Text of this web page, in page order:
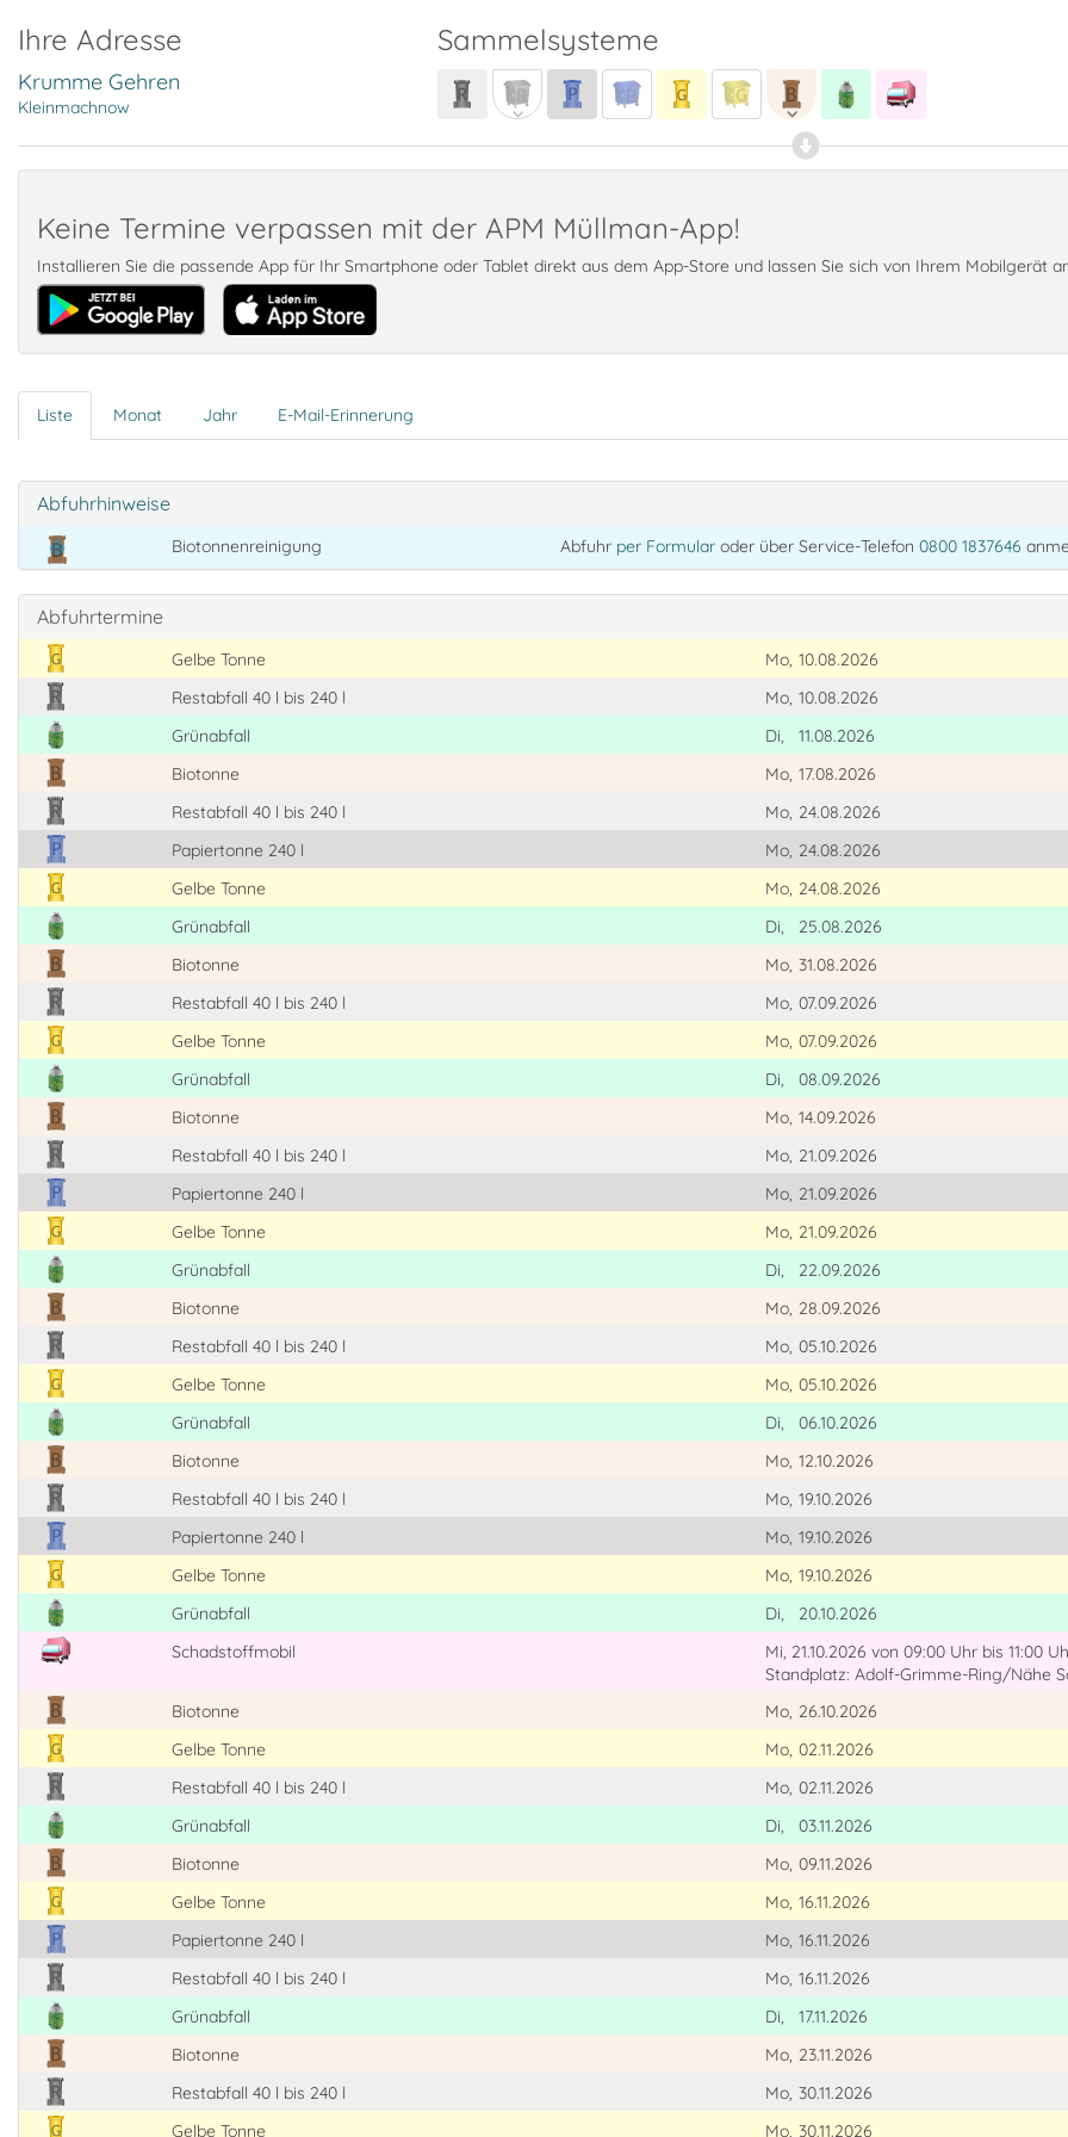
Ihre Adresse
Krumme Gehren
Kleinmachnow
Sammelsysteme
Keine Termine verpassen mit der APM Müllman-App!
Installieren Sie die passende App für Ihr Smartphone oder Tablet direkt aus dem App-Store und lassen Sie sich von Ihrem Mobilgerät
Liste Monat Jahr E-Mail-Erinnerung
Abfuhrhinweise
Biotonnenreinigung Abfuhr per Formularoder über Service-Telefon 0800 1837646
Abfuhrtermine
Gelbe Tonne Mo, 10.08.2026
Restabfall 40 l bis 240 l
Mo, 10.08.2026
Grünabfall
Di,
11.08.2026
Biotonne
Mo, 17.08.2026
Restabfall 40 l bis 240 l
Mo, 24.08.2026
Papiertonne 240 l
Mo, 24.08.2026
Gelbe Tonne
Mo, 24.08.2026
Grünabfall
Di,
25.08.2026
Biotonne
Mo, 31.08.2026
Restabfall 40 l bis 240 l
Mo, 07.09.2026
Gelbe Tonne
Mo, 07.09.2026
Grünabfall
Di,
08.09.2026
Biotonne
Mo, 14.09.2026
Restabfall 40 l bis 240 l
Mo, 21.09.2026
Papiertonne 240 l
Mo, 21.09.2026
Gelbe Tonne
Mo, 21.09.2026
Grünabfall
Di,
22.09.2026
Biotonne
Mo, 28.09.2026
Restabfall 40 l bis 240 l
Mo, 05.10.2026
Gelbe Tonne
Mo, 05.10.2026
Grünabfall
Di,
06.10.2026
Biotonne
Mo, 12.10.2026
Restabfall 40 l bis 240 l
Mo, 19.10.2026
Papiertonne 240 l
Mo, 19.10.2026
Gelbe Tonne
Mo, 19.10.2026
Grünabfall
Di,
20.10.2026
Schadstoffmobil
Mi, 21.10.2026 von 09:00 Uhr bis 11:00
Standplatz: Adolf-Grimme-Ring/Nähe
Biotonne
Mo, 26.10.2026
Gelbe Tonne
Mo, 02.11.2026
Restabfall 40 l bis 240 l
Mo, 02.11.2026
Grünabfall
Di,
03.11.2026
Biotonne
Mo, 09.11.2026
Gelbe Tonne
Mo, 16.11.2026
Papiertonne 240 l
Mo, 16.11.2026
Restabfall 40 l bis 240 l
Mo, 16.11.2026
Grünabfall
Di,
17.11.2026
Biotonne
Mo, 23.11.2026
Restabfall 40 l bis 240 l
Mo, 30.11.2026
Gelbe Tonne
Mo, 30.11.2026